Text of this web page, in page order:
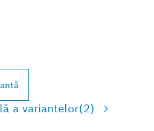
a variantelor(2)